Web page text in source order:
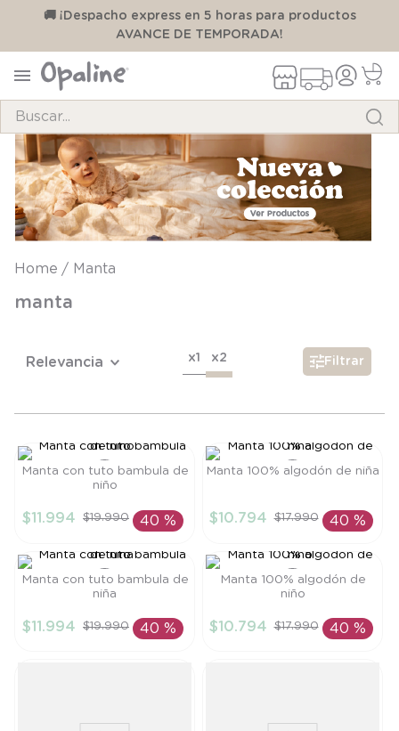
🚚 ¡Despacho express en 5 horas para productos
AVANCE DE TEMPORADA!
Manta
manta
Relevancia x1 x2 Filtrar
AÑADIR AL
CARRITO
Manta con tuto bambula de
niño
$11 .994 $19.990 40 %
AÑADIR AL
CARRITO
Manta 100% algodón de niña
$10.794 $17.990 40 %
Manta con tuto bambula de
niña
$11 .994 $19.990 40 %
Manta 100% algodón de
niño
$10.794 $17.990 40 %
TÉRMINOS MÁS BUSCADOS
1.
pijama
2.
calcetines
zapatillas
6
8.
saco dormir
.
saco
10 . zapatillas niño